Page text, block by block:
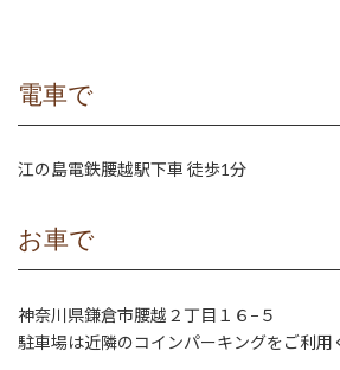
電車で
江の島電鉄腰越駅下車 徒歩1分
お車で
神奈川県鎌倉市腰越２丁目１６−５
駐車場は近隣のコインパーキングをご利用